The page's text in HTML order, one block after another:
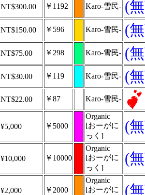
NT$300.00 ￥1192 Karo-雪民- (
NT$150.00 ￥596 Karo-雪民- (
NT$75.00 ￥298 Karo-雪民- (
NT$30.00 ￥119 Karo-雪民- (
NT$22.00 ￥87 Karo-雪民-
¥5,000 ￥5000
Organic
[おーがに
っく]
(
¥10,000 ￥10000
Organic
[おーがに
っく]
(
¥2,000 ￥2000
Organic
[おーがに
(